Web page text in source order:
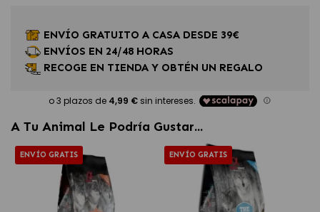
ENVÍO GRATUITO A CASA DESDE 39€
ENVÍOS EN 24/48 HORAS
RECOGE EN TIENDA Y OBTÉN UN REGALO
A Tu Animal Le Podría Gustar...
ENVÍO GRATIS ENVÍO GRATIS